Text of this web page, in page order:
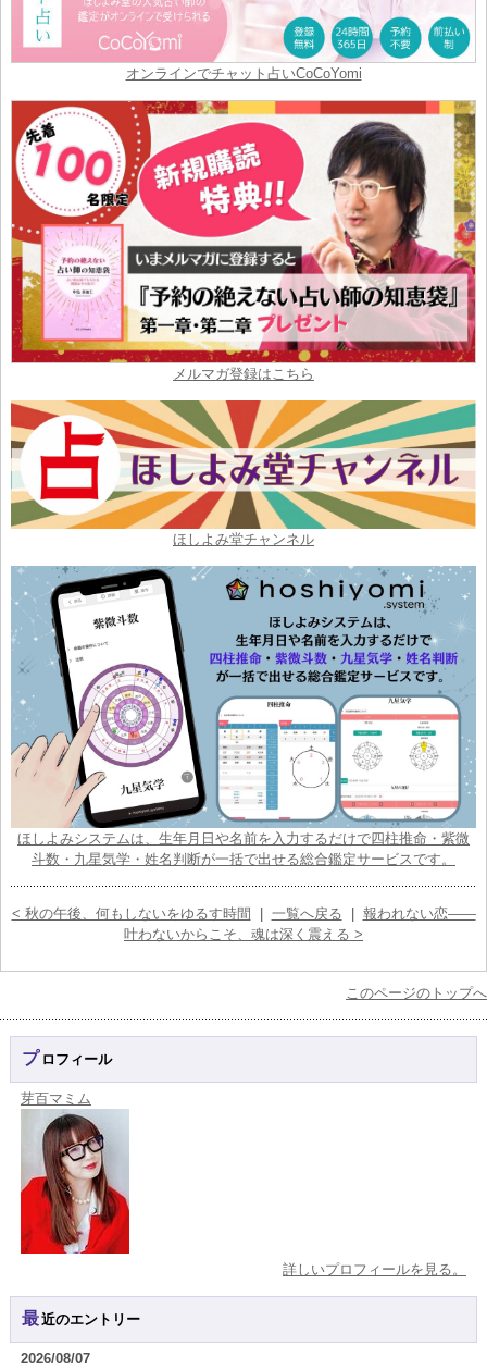
オンラインでチャット占いCoCoYomi
メルマガ登録はこちら
ほしよみ堂チャンネル
ほしよみシステムは、生年月日や名前を入力するだけで四柱推命・紫微
斗数・九星気学・姓名判断が一括で出せる総合鑑定サービスです。
< 秋の午後、何もしないをゆるす時間 一覧へ戻る
報われない恋――
叶わないからこそ、魂は深く震える >
このページのトップへ
プロフィール
芽百マミム
詳しいプロフィールを見る。
最近のエントリー
2026/08/07